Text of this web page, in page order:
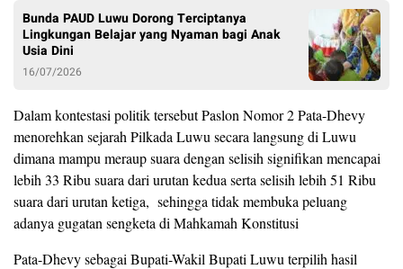
Bunda PAUD Luwu Dorong Terciptanya
Lingkungan Belajar yang Nyaman bagi Anak
Usia Dini
16/07/2026
Dalam kontestasi politik tersebut Paslon Nomor 2 Pata-Dhevy
menorehkan sejarah Pilkada Luwu secara langsung di Luwu
dimana mampu meraup suara dengan selisih signifikan mencapai
lebih 33 Ribu suara dari urutan kedua serta selisih lebih 51 Ribu
suara dari urutan ketiga, sehingga tidak membuka peluang
adanya gugatan sengketa di Mahkamah Konstitusi
Pata-Dhevy sebagai Bupati-Wakil Bupati Luwu terpilih hasil